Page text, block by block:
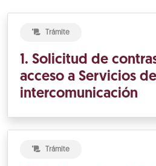
Trámite
1. Solicitud de
acceso a Servicios de
intercomunicación
Trámite